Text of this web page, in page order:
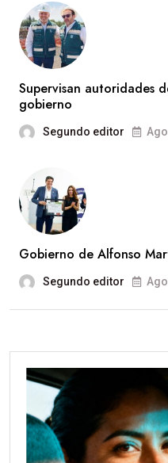
Supervisan autoridades
gobierno
Segundo editor
Gobierno de Alfonso
Segundo editor